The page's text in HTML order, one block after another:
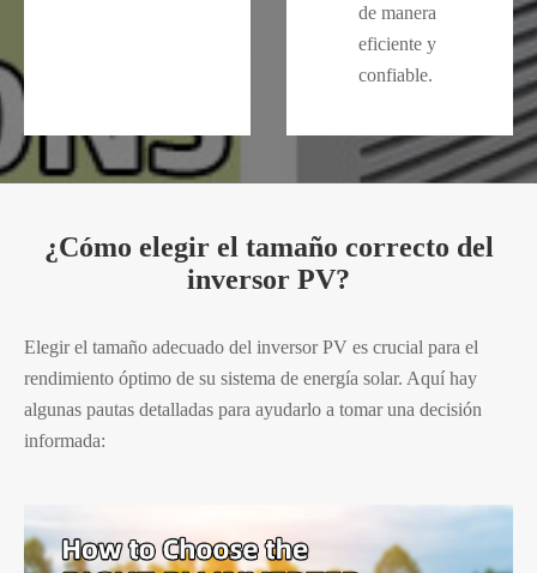
de manera
eficiente y
confiable.
¿Cómo elegir el tamaño correcto del
inversor PV?
Elegir el tamaño adecuado del inversor PV es crucial para el
rendimiento óptimo de su sistema de energía solar. Aquí hay
algunas pautas detalladas para ayudarlo a tomar una decisión
informada: